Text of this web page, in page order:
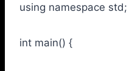
using namespace std;
int main() {